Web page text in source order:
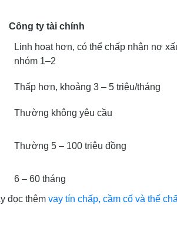
Công ty tài chính
Linh hoạt hơn, có thể chấp nhận nợ
nhóm 1–2
Thấp hơn, khoảng 3 – 5 triệu/tháng
Thường không yêu cầu
Thường 5 – 100 triệu đồng
6 – 60 tháng
đọc thêm vay tín chấp, cầm cố và thế